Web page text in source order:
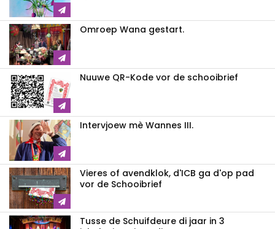
Omroep Wana gestart.
Nuuwe QR-Kode vor de schooibrief
Intervjoew mè Wannes III.
Vieres of avendklok, d'ICB ga d'op pad
vor de Schooibrief
Tusse de Schuifdeure di jaar in 3